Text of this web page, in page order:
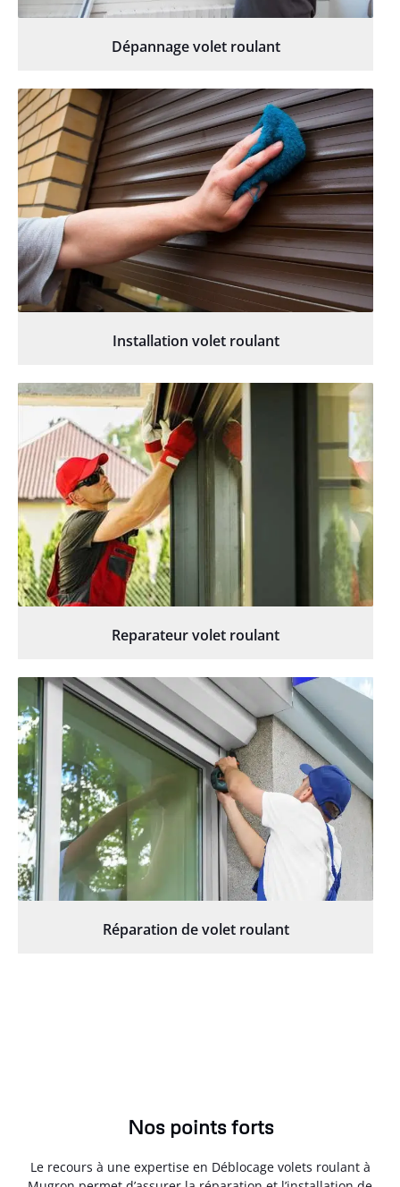
Dépannage volet roulant
Installation volet roulant
Reparateur volet roulant
Réparation de volet roulant
Nos points forts
Le recours à une expertise en Déblocage volets roulant à